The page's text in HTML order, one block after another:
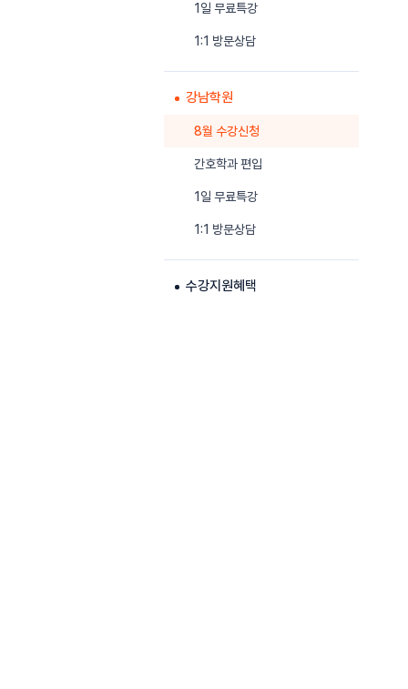
1일 무료특강
1:1 방문상담
강남학원
8월 수강신청
간호학과 편입
1일 무료특강
1:1 방문상담
수강지원혜택